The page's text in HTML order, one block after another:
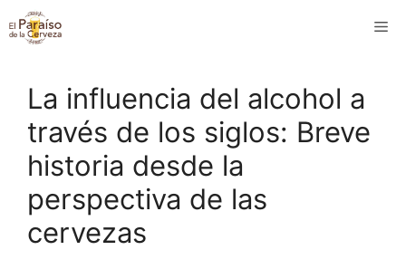
Saltar
al
La influencia del alcohol a
través de los siglos: Breve
historia desde la
perspectiva de las
cervezas